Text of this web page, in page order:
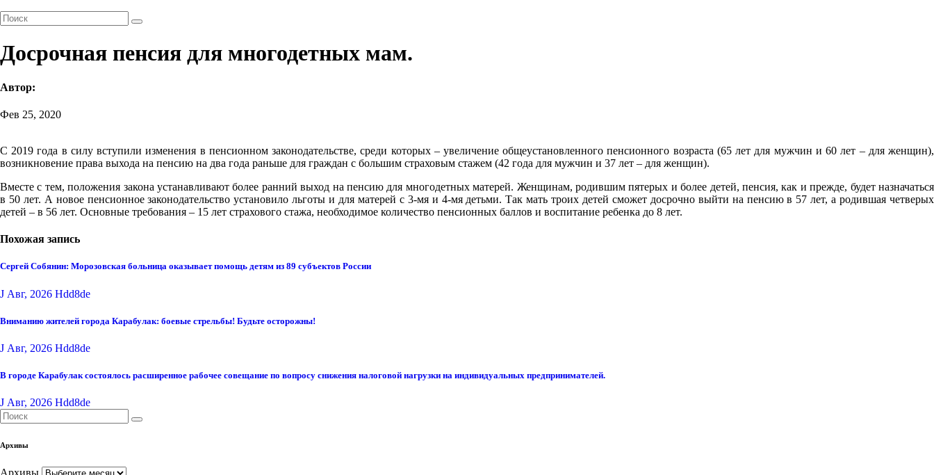
Досрочная пенсия для многодетных мам.
Автор:
Фев 25, 2020
С 2019 года в силу вступили изменения в пенсионном законодательстве, среди которых – увеличение общеустановленного пенсионного возраста (65 лет для мужчин и 60 лет – для женщин),
возникновение права выхода на пенсию на два года раньше для граждан с большим страховым стажем (42 года для мужчин и 37 лет – для женщин).
Вместе с тем, положения закона устанавливают более ранний выход на пенсию для многодетных матерей. Женщинам, родившим пятерых и более детей, пенсия, как и прежде, будет назначаться
в 50 лет. А новое пенсионное законодательство установило льготы и для матерей с 3-мя и 4-мя детьми. Так мать троих детей сможет досрочно выйти на пенсию в 57 лет, а родившая четверых
детей – в 56 лет. Основные требования – 15 лет страхового стажа, необходимое количество пенсионных баллов и воспитание ребенка до 8 лет.
Похожая запись
Сергей Собянин: Морозовская больница оказывает помощь детям из 89 субъектов России
J Авг, 2026 Hdd8de
Вниманию жителей города Карабулак: боевые стрельбы! Будьте осторожны!
J Авг, 2026 Hdd8de
В городе Карабулак состоялось расширенное рабочее совещание по вопросу снижения налоговой нагрузки на индивидуальных предпринимателей.
J Авг, 2026 Hdd8de
Архивы